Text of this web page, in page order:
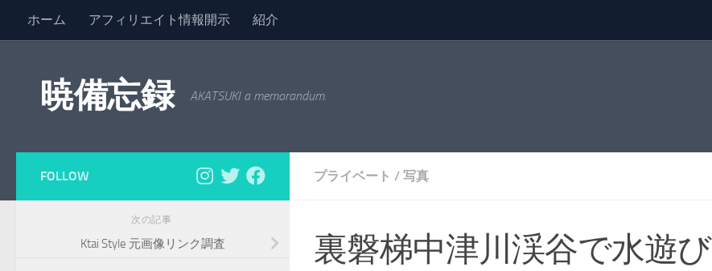
コンテンツへスキップ
ホーム アフィリエイト情報開示 紹介
暁備忘録 AKATSUKI a memorandum.
プライベート / 写真
裏磐梯中津川渓谷で水遊び
FOLLOW
次の記事
Ktai Style 元画像リンク調査